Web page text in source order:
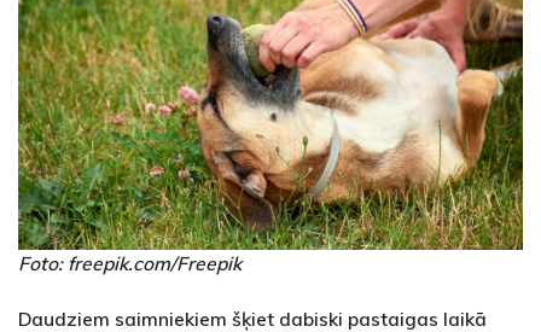
Foto: freepik.com/Freepik
Daudziem saimniekiem šķiet dabiski pastaigas laikā